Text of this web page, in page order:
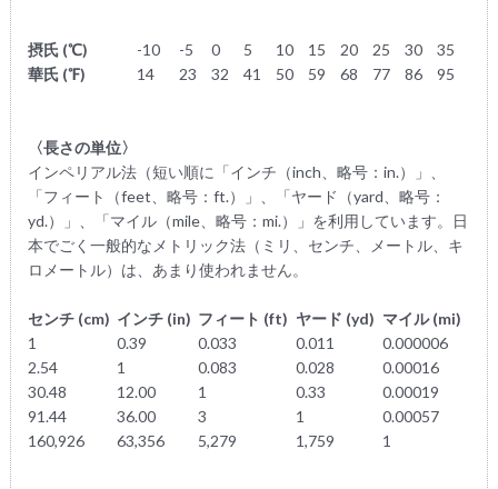
摂氏 (℃) -10 -5 0 5 10 15 20 25 30
35
華氏 (℉)
14 23 32 41 50 59 68 77 86 95
〈長さの単位〉
インペリアル法（短い順に「インチ（inch、略号：in.）」、
「フィート（feet、略号：ft.）」、「ヤード（yard、略号：
yd.）」、「マイル（mile、略号：mi.）」を利用しています。日
本でごく一般的なメトリック法（ミリ、センチ、メートル、キ
ロメートル）は、あまり使われません。
センチ (cm) インチ (in) フィート (ft) ヤード (yd) マイル (mi)
1
0.39 0.033 0.011
0.000006
2.54
1 0.083 0.028
0.00016
30.48
12.00 1 0.33
0.00019
91.44
36.00 3 1
0.00057
160,926
63,356 5,279 1,759 1